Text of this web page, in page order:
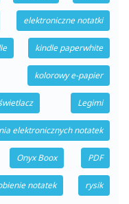
elektroniczne notatki
kindle paperwhite
kolorowy e-papier
Legimi
elektronicznych notatek
Onyx Boox PDF
notatek rysik